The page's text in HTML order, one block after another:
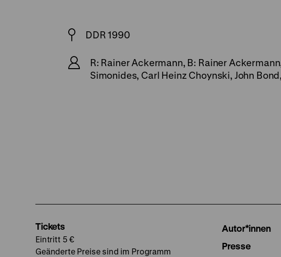
DDR 1990
R: Rainer Ackermann, B: Rainer
Simonides, Carl Heinz Choynski, John
Tickets
Eintritt 5 €
Geänderte Preise sind im Programm
Autor*innen
Presse